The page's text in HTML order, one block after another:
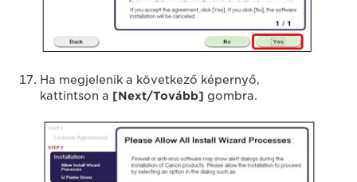
Ha megjelenik a következő képernyő,
kattintson a [Next/Tovább] gombra.